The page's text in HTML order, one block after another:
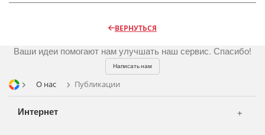
ВЕРНУТЬСЯ
Ваши идеи помогают нам улучшать наш сервис. Спасибо!
Написать нам
О нас Публикации
Интернет
OOH
Partners
Publications
News
Korpa